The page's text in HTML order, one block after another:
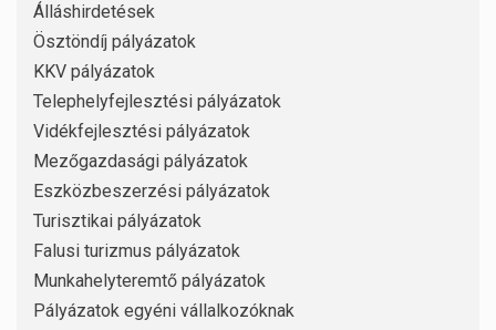
Álláshirdetések
Ösztöndíj pályázatok
KKV pályázatok
Telephelyfejlesztési pályázatok
Vidékfejlesztési pályázatok
Mezőgazdasági pályázatok
Eszközbeszerzési pályázatok
Turisztikai pályázatok
Falusi turizmus pályázatok
Munkahelyteremtő pályázatok
Pályázatok egyéni vállalkozóknak